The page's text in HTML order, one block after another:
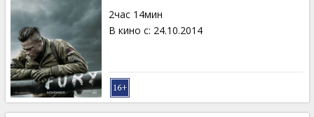
2час 14мин
В кино с: 24.10.2014